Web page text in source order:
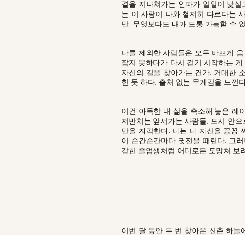
곁을 지나쳐가는 인파가 일일이 낯
는 이 사람이 나와 철저히 다르다는
만, 무엇보다도 내가 도통 가늠할 수
나를 제외한 사람들은 모두 바쁘게
잡지 못하다가 다시 걷기 시작하는
자신의 길을 찾아가는 건가. 거대한
힌 듯 하다. 출처 없는 무게감을 느낀
이건 아득한 내 삶을 축소해 놓은 레
저만치는 앞서가는 사람들. 도시 안
만을 자각한다. 나는 나 자신을 꽁꽁
이 순간순간마다 귓전을 때린다. 그
갇힌 졸업생처럼 어디로든 도망쳐 보
이번 달 동안 두 번 찾아온 신촌 하늘